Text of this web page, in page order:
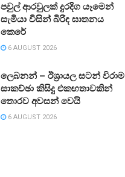
පවුල් ආරවුලක් දුරදිග යෑමෙන්
සැමියා විසින් බිරිඳ ඝාතනය
කෙරේ
6 AUGUST 2026
ලෙබනන් – ඊශ්‍රායල සටන් විරාම
සාකච්ඡා කිසිදු එකඟතාවකින්
තොරව අවසන් වෙයි
6 AUGUST 2026